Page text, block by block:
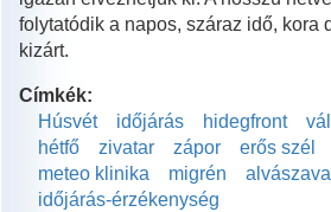
folytatódik a napos, száraz idő, kora
kizárt.
Címkék:
Húsvét
időjárás hidegfront
hétfő
zivatar zápor erős szél
meteo klinika
migrén
időjárás-érzékenység